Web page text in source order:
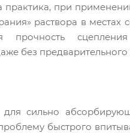
при
раствора в местах
прочность
без
сильно
быстрого